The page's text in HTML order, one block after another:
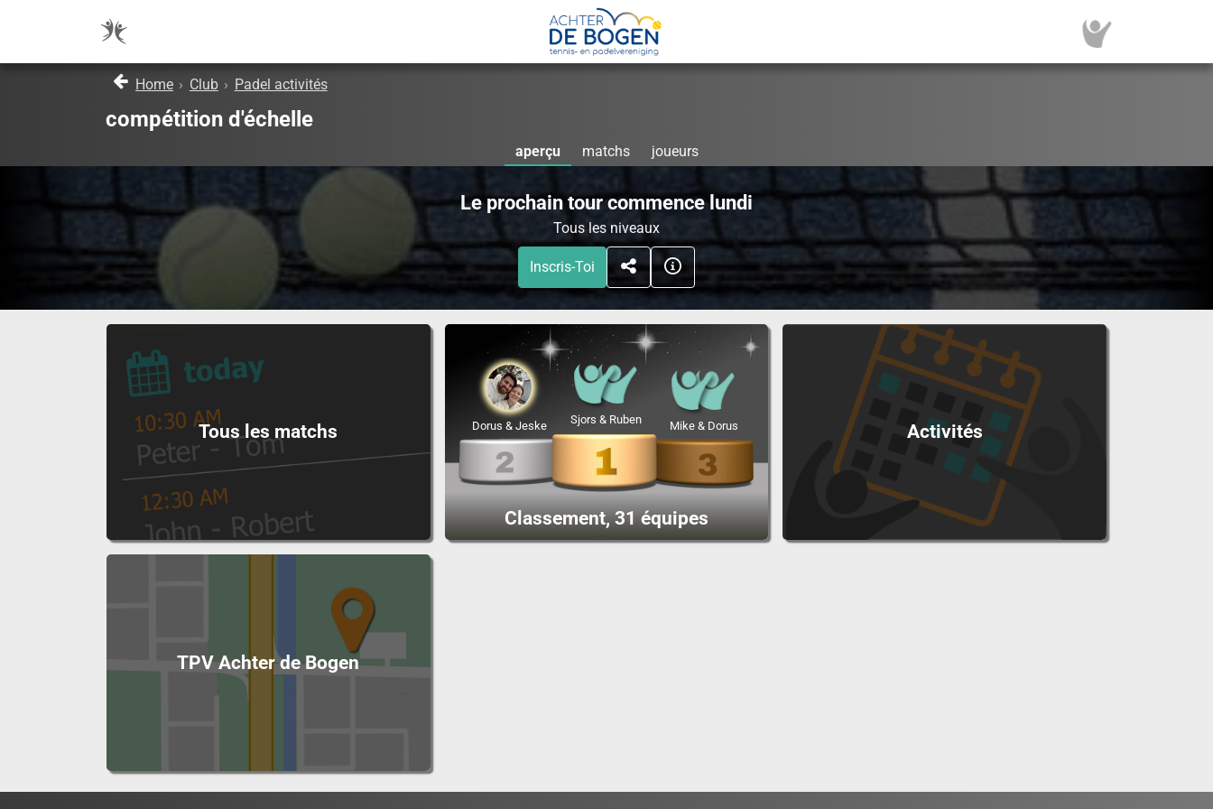
Home › Club › Padel activités
compétition d'échelle
aperçu matchs joueurs
Le prochain tour commence lundi
Tous les niveaux
Inscris-Toi
Tous les matchs
Classement, 31 équipes
Sjors & Ruben
Dorus & Jeske Mike & Dorus Activités
TPV Achter de Bogen